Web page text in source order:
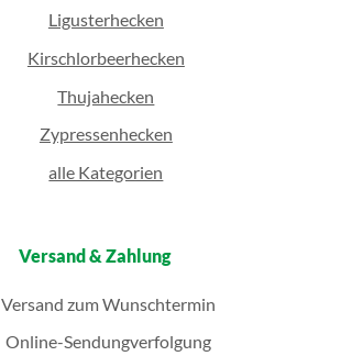
Ligusterhecken
Kirschlorbeerhecken
Thujahecken
Zypressenhecken
alle Kategorien
Versand & Zahlung
Versand zum Wunschtermin
Online-Sendungverfolgung